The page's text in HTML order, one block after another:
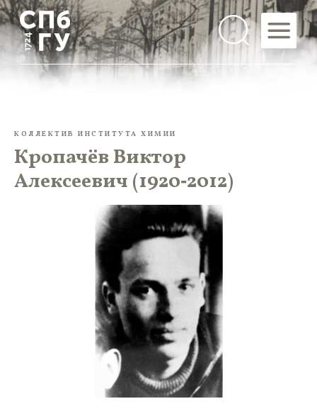
КОЛЛЕКТИВ ИНСТИТУТА ХИМИИ
Кропачёв Виктор
Алексеевич (1920‑2012)